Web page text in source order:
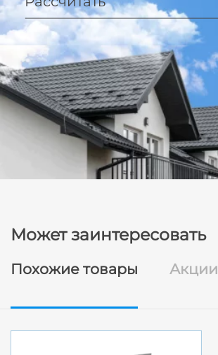
Может заинтересовать
Похожие товары Акции